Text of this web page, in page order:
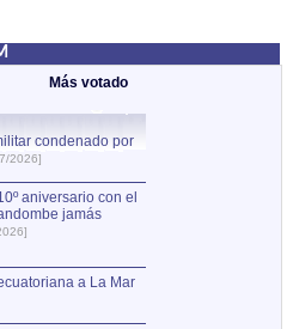
Más votado
condenado por
2026]
aniversario con el
jamás
a La Mar